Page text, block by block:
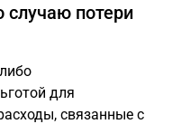
потери
для
связанные с